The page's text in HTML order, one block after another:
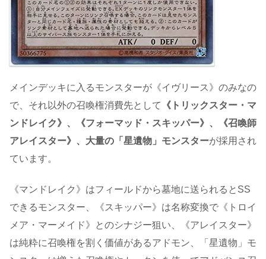
メインデッキに入るモンスターが《イヴリース》のみなの
で、それ以外の召喚権消費先として
《トリックスター・マ
ンドレイク》、《フォーマッド・スキッパー》、《召喚師
アレイスター》、大量の「星遺物」モンスターが採用され
ています。
《マンドレイク》はフィールドから墓地に送られるとSS
できるモンスター、《スキッパー》は名称変換で《トロイ
メア・マーメイド》とのシナジー狙い、《アレイスター》
は純粋に召喚権を割く価値があるアドモン、「星遺物」モ